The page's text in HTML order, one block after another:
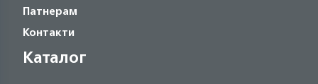
Патнерам
Контакти
Каталог